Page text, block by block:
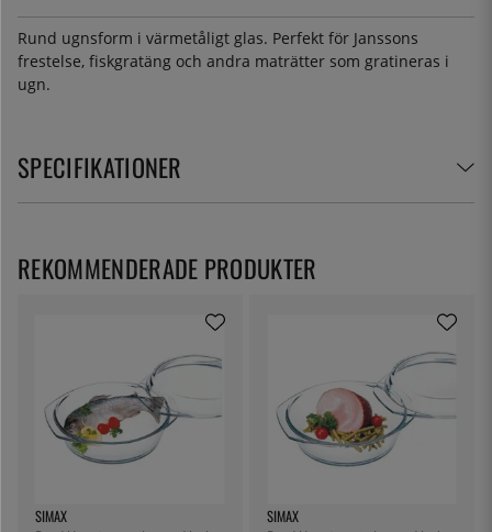
Rund ugnsform i värmetåligt glas. Perfekt för Janssons
frestelse, fiskgratäng och andra maträtter som gratineras i
ugn.
SPECIFIKATIONER
SIMAX SIMAX
REKOMMENDERADE PRODUKTER